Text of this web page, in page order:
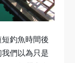
釣魚時間後
們以為只是